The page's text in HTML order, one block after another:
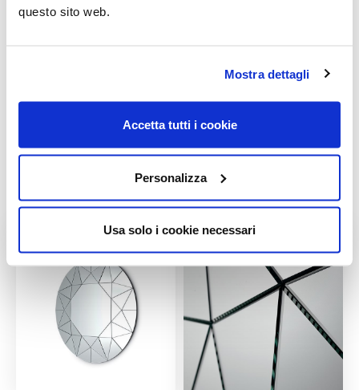
questo sito web.
Mostra dettagli
Accetta tutti i cookie
Personalizza
Usa solo i cookie necessari